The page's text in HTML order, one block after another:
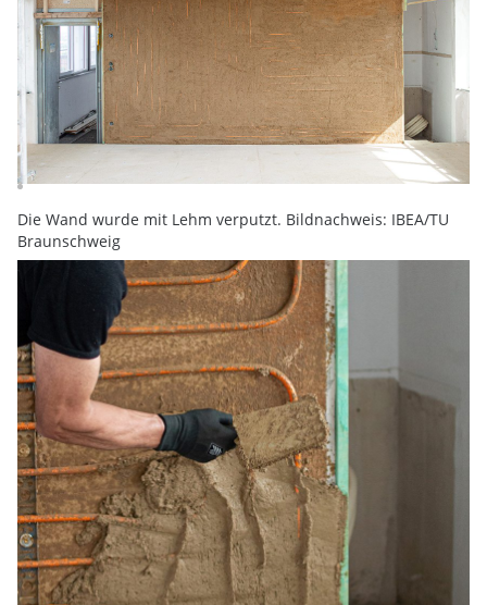
Die Wand wurde mit Lehm verputzt. Bildnachweis: IBEA/TU
Braunschweig